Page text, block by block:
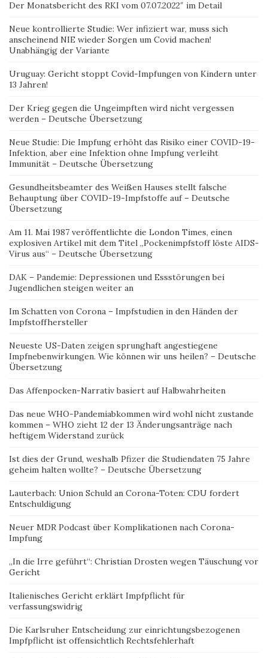
Der Monatsbericht des RKI vom 07.07.2022″ im Detail
Neue kontrollierte Studie: Wer infiziert war, muss sich
anscheinend NIE wieder Sorgen um Covid machen!
Unabhängig der Variante
Uruguay: Gericht stoppt Covid-Impfungen von Kindern unter
13 Jahren!
Der Krieg gegen die Ungeimpften wird nicht vergessen
werden – Deutsche Übersetzung
Neue Studie: Die Impfung erhöht das Risiko einer COVID-19-
Infektion, aber eine Infektion ohne Impfung verleiht
Immunität – Deutsche Übersetzung
Gesundheitsbeamter des Weißen Hauses stellt falsche
Behauptung über COVID-19-Impfstoffe auf – Deutsche
Übersetzung
Am 11. Mai 1987 veröffentlichte die London Times, einen
explosiven Artikel mit dem Titel „Pockenimpfstoff löste AIDS-
Virus aus“ – Deutsche Übersetzung
DAK – Pandemie: Depressionen und Essstörungen bei
Jugendlichen steigen weiter an
Im Schatten von Corona – Impfstudien in den Händen der
Impfstoffhersteller
Neueste US-Daten zeigen sprunghaft angestiegene
Impfnebenwirkungen. Wie können wir uns heilen? – Deutsche
Übersetzung
Das Affenpocken-Narrativ basiert auf Halbwahrheiten
Das neue WHO-Pandemiabkommen wird wohl nicht zustande
kommen – WHO zieht 12 der 13 Änderungsanträge nach
heftigem Widerstand zurück
Ist dies der Grund, weshalb Pfizer die Studiendaten 75 Jahre
geheim halten wollte? – Deutsche Übersetzung
Lauterbach: Union Schuld an Corona-Toten: CDU fordert
Entschuldigung
Neuer MDR Podcast über Komplikationen nach Corona-
Impfung
„In die Irre geführt“: Christian Drosten wegen Täuschung vor
Gericht
Italienisches Gericht erklärt Impfpflicht für
verfassungswidrig
Die Karlsruher Entscheidung zur einrichtungsbezogenen
Impfpflicht ist offensichtlich Rechtsfehlerhaft